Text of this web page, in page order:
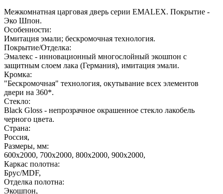
Межкомнатная царговая дверь серии EMALEX. Покрытие -
Эко Шпон.
Особенности:
Имитация эмали; бескромочная технология.
Покрытие/Отделка:
Эмалекс - инновационный многослойный экошпон с
защитным слоем лака (Германия), имитация эмали.
Кромка:
"Бескромочная" технология, окутывание всех элементов
двери на 360*.
Стекло:
Black Gloss - непрозрачное окрашенное стекло лакобель
черного цвета.
Страна:
Россия,
Размеры, мм:
600х2000, 700х2000, 800х2000, 900х2000,
Каркас полотна:
Брус/MDF,
Отделка полотна:
Экошпон,